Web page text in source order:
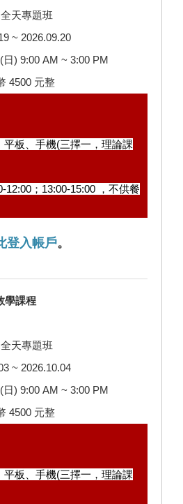
天專題班
~ 2026.09.20
日) 9:00 AM ~ 3:00 PM
4500 元整
平板、手機(三擇一，理論課
12:00；13:00-15:00 ，不供餐
登入帳戶。
學課程
天專題班
~ 2026.10.04
日) 9:00 AM ~ 3:00 PM
4500 元整
平板、手機(三擇一，理論課